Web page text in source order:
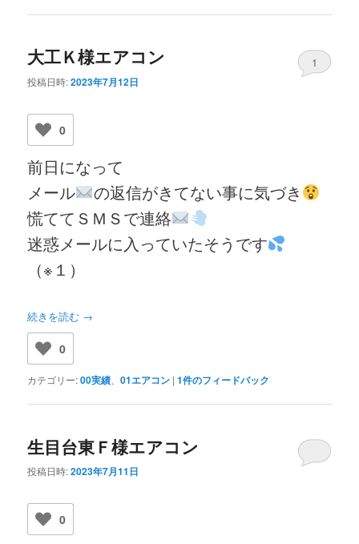
大工Ｋ様エアコン
投稿日時:2023年7月12日
1
0
前日になって
メール
の返信がきてない事に気づき
慌ててＳＭＳで連絡
迷惑メールに入っていたそうです
（※１）
続きを読む →
0
カテゴリー:00実績 、01エアコン |1件のフィードバック
生目台東Ｆ様エアコン
投稿日時:2023年7月11日
0